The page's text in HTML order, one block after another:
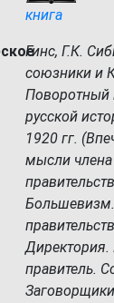
книга
Гинс, Г.К.
союзники и
Поворотный
русской
1920 гг.
мысли
правитель.